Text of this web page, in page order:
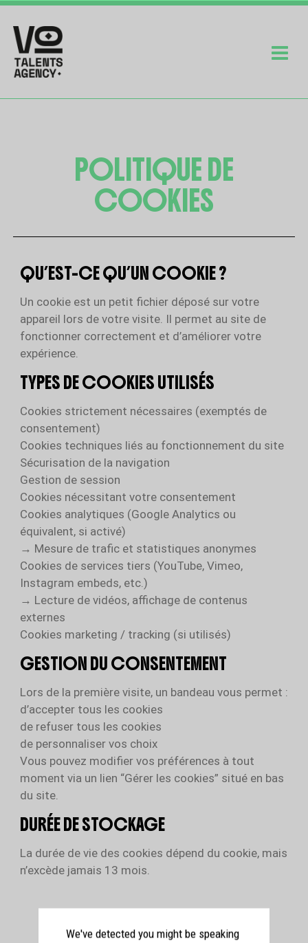
POLITIQUE DE
COOKIES
QU’EST-CE QU’UN COOKIE ?
Un cookie est un petit fichier déposé sur votre
appareil lors de votre visite. Il permet au site de
fonctionner correctement et d’améliorer votre
expérience.
TYPES DE COOKIES UTILISÉS
Cookies strictement nécessaires (exemptés de
consentement)
Cookies techniques liés au fonctionnement du site
Sécurisation de la navigation
Gestion de session
Cookies nécessitant votre consentement
Cookies analytiques (Google Analytics ou
équivalent, si activé)
→ Mesure de trafic et statistiques anonymes
Cookies de services tiers (YouTube, Vimeo,
Instagram embeds, etc.)
→ Lecture de vidéos, affichage de contenus
externes
Cookies marketing / tracking (si utilisés)
GESTION DU CONSENTEMENT
Lors de la première visite, un bandeau vous permet :
d’accepter tous les cookies
de refuser tous les cookies
de personnaliser vos choix
Vous pouvez modifier vos préférences à tout
moment via un lien “Gérer les cookies” situé en bas
du site.
DURÉE DE STOCKAGE
La durée de vie des cookies dépend du cookie, mais
n’excède jamais 13 mois.
We've detected you might be speaking